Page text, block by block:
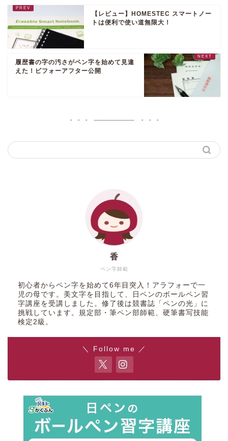
【レビュー】HOMESTEC スマートノー
トは便利で使い道無限大！
履歴書の字の汚さがペン字を始めて見違
えた！ビフォーアフター公開
ペン字師範
香
初心者からペン字を始めて6年目突入！アラフォーで一
児の母です。美文字を目指して、日ペンのボールペン習
字講座を受講しました。修了後は競書誌「ペンの光」に
挑戦しています。規定部・筆ペン部師範、硬筆書写技能
検定2級。
＼ Follow me ／